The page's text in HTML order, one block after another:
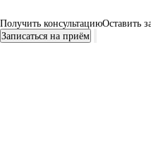
Получить консультациюОставить
Записаться на приём